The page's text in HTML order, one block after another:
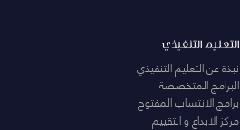
التعليم التنفيذي
نبذة عن التعليم التنفيذي
البرامج المتخصصة
برامج الانتساب المفتوح
مركز الابداع و التقييم